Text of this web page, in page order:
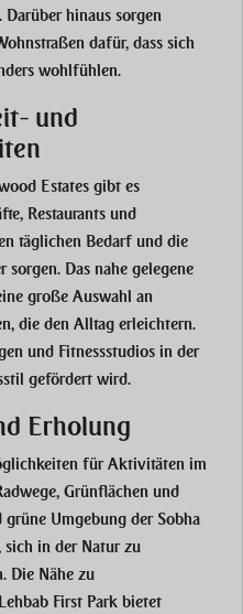
Darüber hinaus sorgen
dafür, dass sich
wohlfühlen.
und
Estates gibt es
, Restaurants und
täglichen Bedarf und die
sorgen. Das nahe gelegene
große Auswahl an
die den Alltag erleichtern.
und Fitnessstudios in der
gefördert wird.
Erholung
für Aktivitäten im
, Grünflächen und
grüne Umgebung der Sobha
sich in der Natur zu
Die Nähe zu
Lehbab First Park bietet